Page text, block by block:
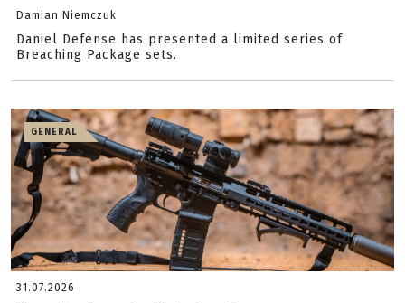
Damian Niemczuk
Daniel Defense has presented a limited series of
Breaching Package sets.
GENERAL
31.07.2026